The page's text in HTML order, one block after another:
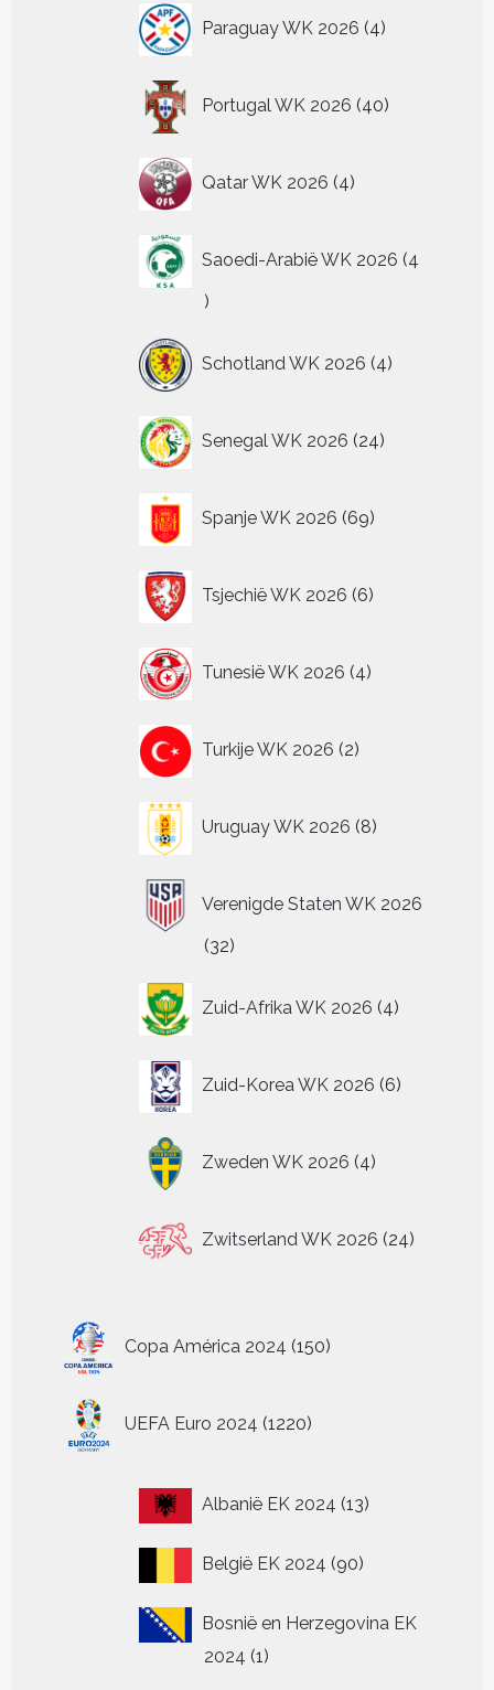
Paraguay WK 2026 4
producten
Portugal WK 2026 40
producten
Qatar WK 2026 4
producten
Saoedi-Arabië WK 2026 4
4
Schotland WK 2026 4
producten
Senegal WK 2026 24
producten
Spanje WK 2026 69
producten
Tsjechië WK 2026 6
producten
Tunesië WK 2026 4
producten
Turkije WK 2026 2
producten
Uruguay WK 2026 8
producten
Verenigde Staten WK 2026
3232
Zuid-Afrika WK 2026 4
producten
Zuid-Korea WK 2026 6
producten
Zweden WK 2026 4
producten
Zwitserland WK 2026 24
producten
Copa América 2024 150
producten
UEFA Euro 2024 1220
producten
Albanië EK 2024 1313
België EK 2024 9090
Bosnië en Herzegovina EK
2024 11